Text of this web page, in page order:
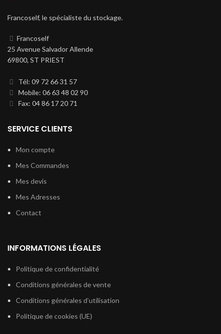
Francoself, le spécialiste du stockage.
Francoself
25 Avenue Salvador Allende
69800, ST PRIEST
Tél: 09 72 66 31 57
Mobile: 06 63 48 02 90
Fax: 04 86 17 20 71
SERVICE CLIENTS
Mon compte
Mes Commandes
Mes devis
Mes Adresses
Contact
INFORMATIONS LÉGALES
Politique de confidentialité
Conditions générales de vente
Conditions générales d’utilisation
Politique de cookies (UE)